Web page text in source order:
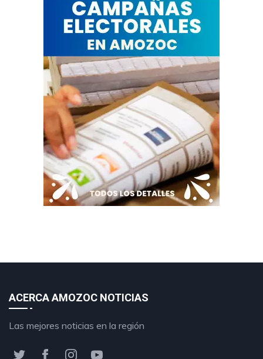
ACERCA AMOZOC NOTICIAS
Las mejores noticias en la región